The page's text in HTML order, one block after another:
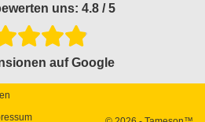
uns: 4.8 / 5
auf Google